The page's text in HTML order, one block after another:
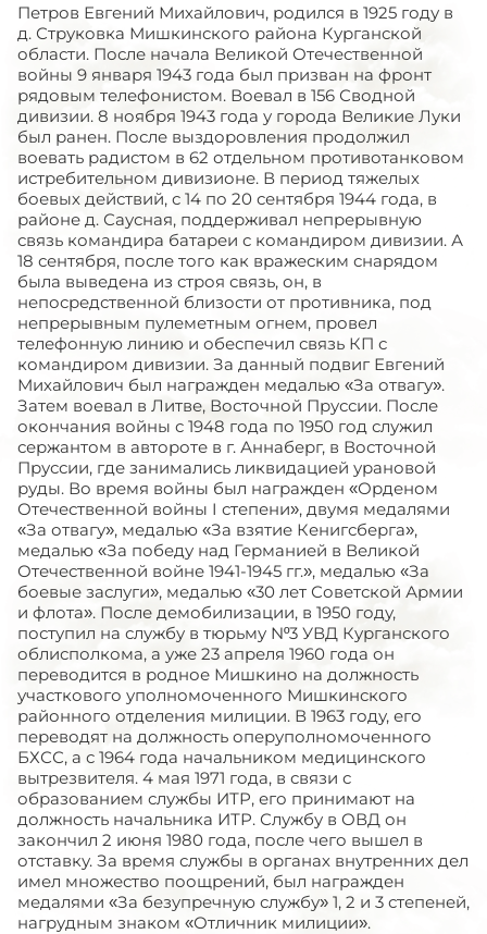
Петров Евгений Михайлович, родился в 1925 году в
д. Струковка Мишкинского района Курганской
области. После начала Великой Отечественной
войны 9 января 1943 года был призван на фронт
рядовым телефонистом. Воевал в 156 Сводной
дивизии. 8 ноября 1943 года у города Великие Луки
был ранен. После выздоровления продолжил
воевать радистом в 62 отдельном противотанковом
истребительном дивизионе. В период тяжелых
боевых действий, с 14 по 20 сентября 1944 года, в
районе д. Саусная, поддерживал непрерывную
связь командира батареи с командиром дивизии. А
18 сентября, после того как вражеским снарядом
была выведена из строя связь, он, в
непосредственной близости от противника, под
непрерывным пулеметным огнем, провел
телефонную линию и обеспечил связь КП с
командиром дивизии. За данный подвиг Евгений
Михайлович был награжден медалью «За отвагу».
Затем воевал в Литве, Восточной Пруссии. После
окончания войны с 1948 года по 1950 год служил
сержантом в автороте в г. Аннаберг, в Восточной
Пруссии, где занимались ликвидацией урановой
руды. Во время войны был награжден «Орденом
Отечественной войны I степени», двумя медалями
«За отвагу», медалью «За взятие Кенигсберга»,
медалью «За победу над Германией в Великой
Отечественной войне 1941-1945 гг.», медалью «За
боевые заслуги», медалью «30 лет Советской Армии
и флота». После демобилизации, в 1950 году,
поступил на службу в тюрьму Nº3 УВД Курганского
облисполкома, а уже 23 апреля 1960 года он
переводится в родное Мишкино на должность
участкового уполномоченного Мишкинского
районного отделения милиции. В 1963 году, его
переводят на должность оперуполномоченного
БХСС, а с 1964 года начальником медицинского
вытрезвителя. 4 мая 1971 года, в связи с
образованием службы ИТР, его принимают на
должность начальника ИТР. Службу в ОВД он
закончил 2 июня 1980 года, после чего вышел в
отставку. За время службы в органах внутренних дел
имел множество поощрений, был награжден
медалями «За безупречную службу» 1, 2 и 3 степеней,
нагрудным знаком «Отличник милиции».